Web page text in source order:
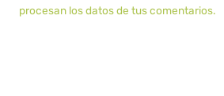
procesan los datos de tus comentarios.